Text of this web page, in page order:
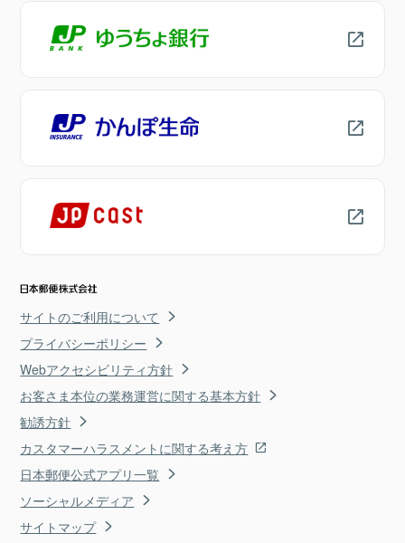
サイトのご利用について
プライバシーポリシー
Webアクセシビリティ方針
お客さま本位の業務運営に関する基本方針
勧誘方針
カスタマーハラスメントに関する考え方
日本郵便公式アプリ一覧
ソーシャルメディア
サイトマップ